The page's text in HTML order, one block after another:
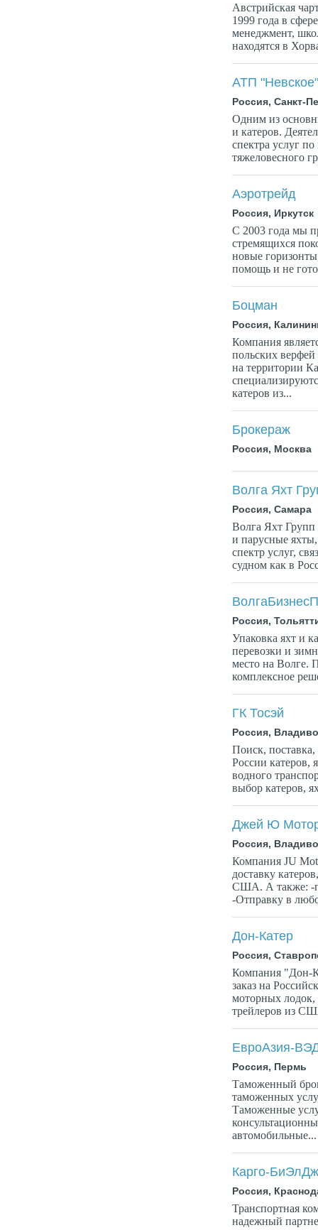
Австрийская
1999 года в
менеджмент,
находятся в
АТП
Россия, Санкт-
Одним из
и катеров.
спектра услуг
тяжеловесного
Аэротрейд
Россия, Иркутск
С 2003 года мы
стремящихся
новые
помощь и не
Боцман
Россия,
Компания
польских
на территории
катеров из...
Брокераж
Россия, Москва
Волга Яхт
Россия, Самара
Волга Яхт Групп
и парусные
спектр услуг,
судном как в
Россия,
Упаковка яхт и
перевозки и
место на Волге.
комплексное
ГК Тосэй
Россия,
Поиск,
России катеров,
водного
выбор катеров,
Джей Ю
Россия,
Компания JU
доставку
США. А также: -
-Отправку в
Дон-Катер
Россия,
Компания "Дон-
заказ на
моторных лодок,
трейлеров из
ЕвроАзия-
Россия, Пермь
Таможенный
таможенных
Таможенные
автомобильные...
Карго-
Россия,
Транспортная
надежный